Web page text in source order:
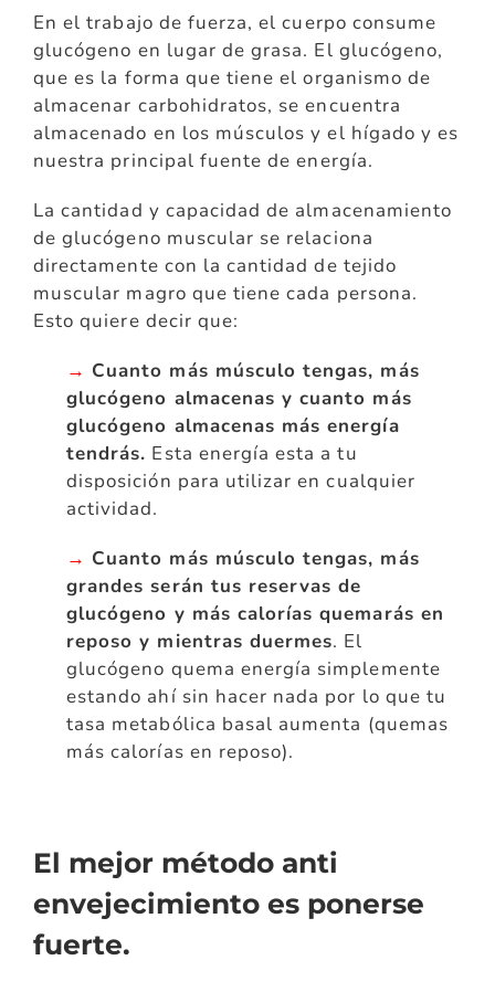
En el trabajo de fuerza, el cuerpo consume
glucógeno en lugar de grasa. El glucógeno,
que es la forma que tiene el organismo de
almacenar carbohidratos, se encuentra
almacenado en los músculos y el hígado y es
nuestra principal fuente de energía.
La cantidad y capacidad de almacenamiento
de glucógeno muscular se relaciona
directamente con la cantidad de tejido
muscular magro que tiene cada persona.
Esto quiere decir que:
→ Cuanto más músculo tengas, más
glucógeno almacenas y cuanto más
glucógeno almacenas más energía
tendrás. Esta energía esta a tu
disposición para utilizar en cualquier
actividad.
→ Cuanto más músculo tengas, más
grandes serán tus reservas de
glucógeno y más calorías quemarás en
reposo y mientras duermes. El
glucógeno quema energía simplemente
estando ahí sin hacer nada por lo que tu
tasa metabólica basal aumenta (quemas
más calorías en reposo).
El mejor método anti
envejecimiento es ponerse
fuerte.